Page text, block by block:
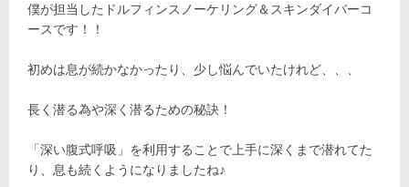
僕が担当したドルフィンスノーケリング＆スキンダイバーコ
ースです！！
初めは息が続かなかったり、少し悩んでいたけれど、、、
長く潜る為や深く潜るための秘訣！
「深い腹式呼吸」を利用することで上手に深くまで潜れてた
り、息も続くようになりましたね♪